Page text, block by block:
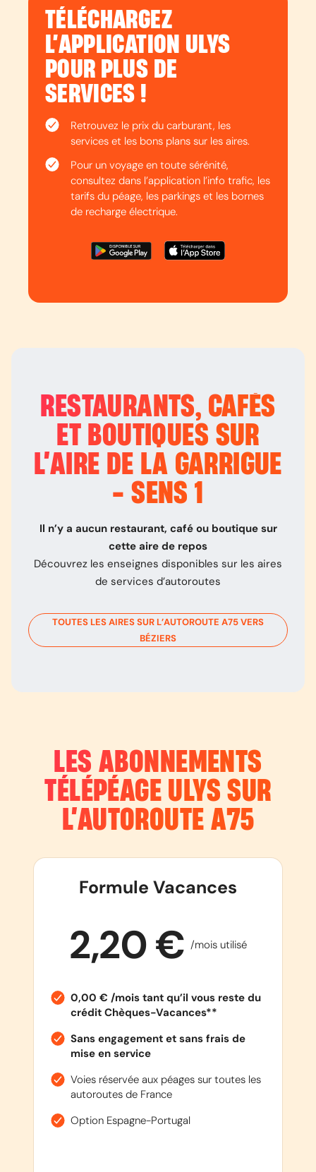
TÉLÉCHARGEZ
L’APPLICATION ULYS
POUR PLUS DE
SERVICES !
Retrouvez le prix du carburant, les
services et les bons plans sur les aires.
Pour un voyage en toute sérénité,
consultez dans l’application l’info trafic, les
tarifs du péage, les parkings et les bornes
de recharge électrique.
RESTAURANTS, CAFÉS
ET BOUTIQUES SUR
L’AIRE DE LA GARRIGUE
- SENS 1
Il n’y a aucun restaurant, café ou boutique sur
cette aire de repos
Découvrez les enseignes disponibles sur les aires
de services d’autoroutes
TOUTES LES AIRES SUR L’AUTOROUTE A75VERS
BÉZIERS
LES ABONNEMENTS
TÉLÉPÉAGE ULYS SUR
L’AUTOROUTE A75
Formule Vacances
2,20 € /mois utilisé
0,00 € /mois tant qu’il vous reste du
crédit Chèques-Vacances**
Sans engagement et sans frais de
mise en service
Voies réservée aux péages sur toutes les
autoroutes de France
Option Espagne-Portugal